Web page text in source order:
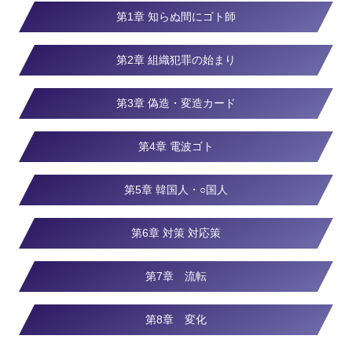
第1章 知らぬ間にゴト師
第2章 組織犯罪の始まり
第3章 偽造・変造カード
第4章 電波ゴト
第5章 韓国人・○国人
第6章 対策 対応策
第7章 流転
第8章 変化